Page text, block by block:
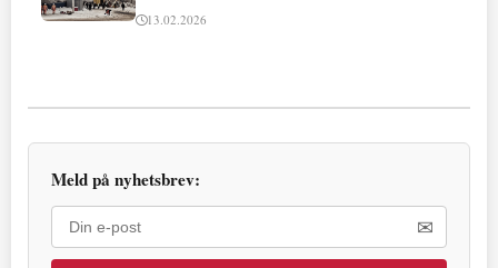
13.02.2026
Meld på nyhetsbrev:
✉